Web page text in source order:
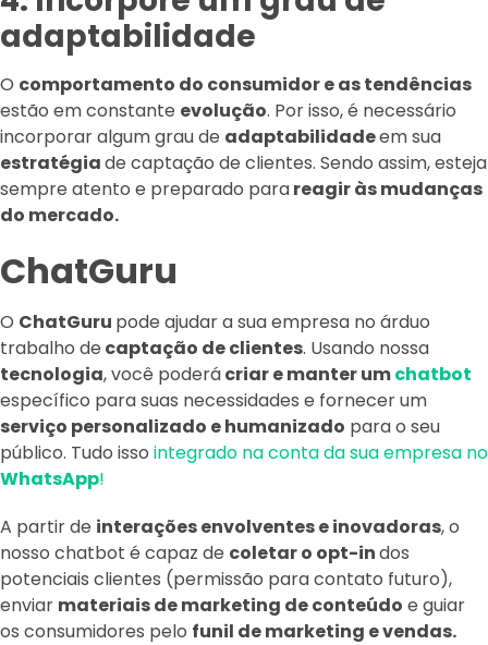
adaptabilidade
O comportamento do consumidor e as tendências
estão em constante evolução. Por isso, é necessário
incorporar algum grau de adaptabilidadeem sua
estratégiade captação de clientes. Sendo assim, esteja
sempre atento e preparado parareagir às mudanças
do mercado.
ChatGuru
O ChatGuru pode ajudar a sua empresa no árduo
trabalho de captação de clientes. Usando nossa
tecnologia, você poderácriar e manter umchatbot
específico para suas necessidades e fornecer um
serviço personalizado e humanizado para o seu
público. Tudo isso integrado na conta da sua empresa no
WhatsApp!
A partir de interações envolventes e inovadoras, o
nosso chatbot é capaz de coletar o opt-indos
potenciais clientes (permissão para contato futuro),
enviar materiais de marketing de conteúdo e guiar
os consumidores pelo funil de marketing e vendas.